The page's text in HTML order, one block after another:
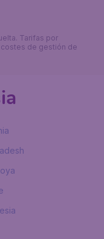
Tarifas por
de gestión de